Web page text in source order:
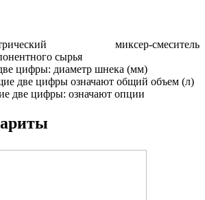
миксер-смеситель
сырья
цифры: диаметр шнека (мм)
две цифры означают общий объем (л)
две цифры: означают опции